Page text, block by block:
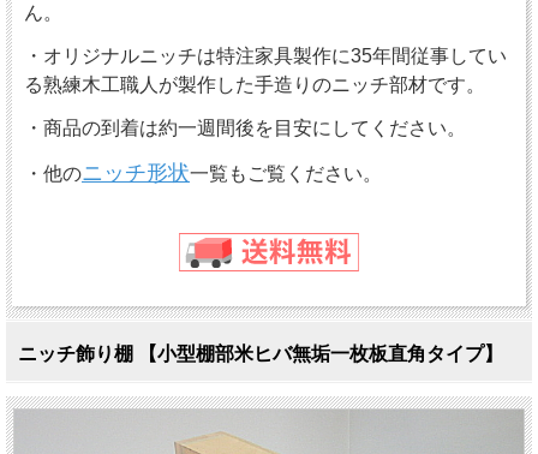
ん。
・オリジナルニッチは特注家具製作に35年間従事してい
る熟練木工職人が製作した手造りのニッチ部材です。
・商品の到着は約一週間後を目安にしてください。
・他のニッチ形状一覧もご覧ください。
ニッチ飾り棚 【小型棚部米ヒバ無垢一枚板直角タイプ】